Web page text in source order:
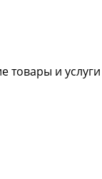
товары и услуги